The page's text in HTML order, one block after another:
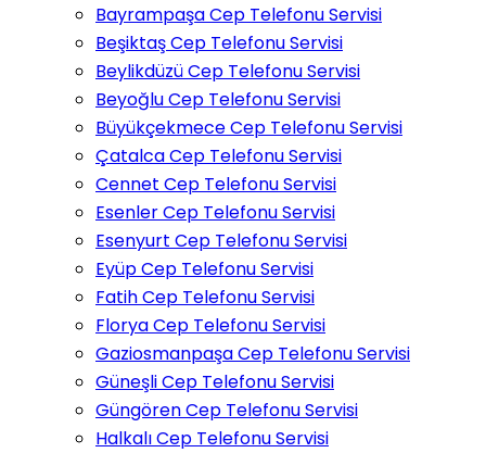
Bayrampaşa Cep Telefonu Servisi
Beşiktaş Cep Telefonu Servisi
Beylikdüzü Cep Telefonu Servisi
Beyoğlu Cep Telefonu Servisi
Büyükçekmece Cep Telefonu Servisi
Çatalca Cep Telefonu Servisi
Cennet Cep Telefonu Servisi
Esenler Cep Telefonu Servisi
Esenyurt Cep Telefonu Servisi
Eyüp Cep Telefonu Servisi
Fatih Cep Telefonu Servisi
Florya Cep Telefonu Servisi
Gaziosmanpaşa Cep Telefonu Servisi
Güneşli Cep Telefonu Servisi
Güngören Cep Telefonu Servisi
Halkalı Cep Telefonu Servisi